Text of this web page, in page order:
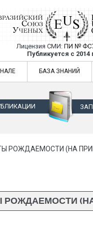
Союз
Лицензия СМИ: ПИ №
Публикуется с 2014
Ученых — публикация
БАЗА ЗНАНИЙ
РОЖДАЕМОСТИ (НА